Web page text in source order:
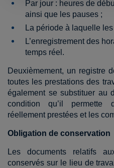
Par jour : heures de
ainsi que les pauses ;
La période à laquelle
L’enregistrement des
temps réel.
Deuxièmement, un registre
toutes les prestations des
également se substituer au
condition qu’il permette
réellement prestées et les
Obligation de conservation
Les documents relatifs
conservés sur le lieu de